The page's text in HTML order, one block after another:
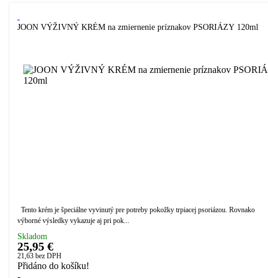
JOON VÝŽIVNÝ KRÉM na zmiernenie príznakov PSORIÁZY 120ml
Tento krém je špeciálne vyvinutý pre potreby pokožky trpiacej psoriázou. Rovnako
výborné výsledky vykazuje aj pri pok...
Skladom
25,95 €
21,63 bez DPH
Přidáno do košíku!